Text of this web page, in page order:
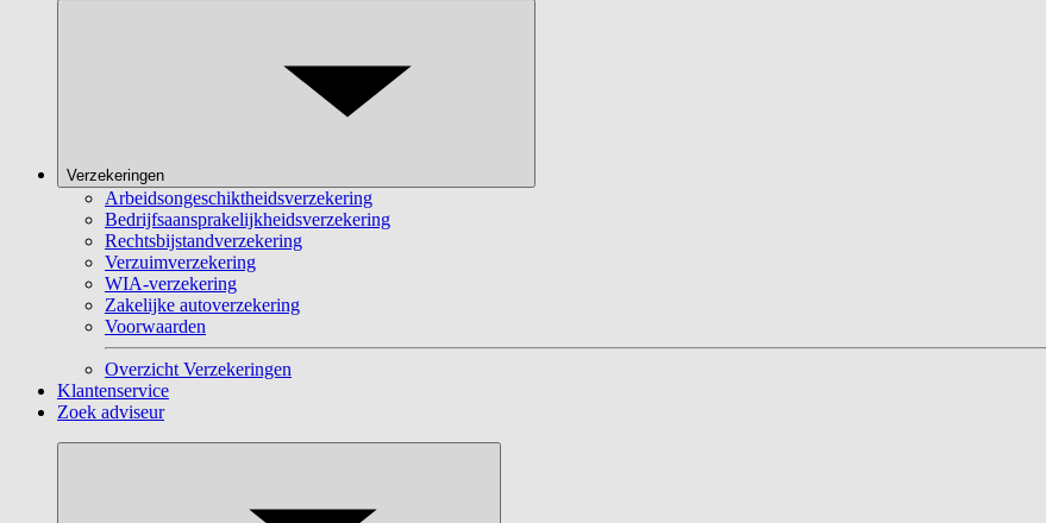
Verzekeringen
Arbeidsongeschiktheidsverzekering
Bedrijfsaansprakelijkheidsverzekering
Rechtsbijstandverzekering
Verzuimverzekering
WIA-verzekering
Zakelijke autoverzekering
Voorwaarden
Overzicht Verzekeringen
Klantenservice
Zoek adviseur